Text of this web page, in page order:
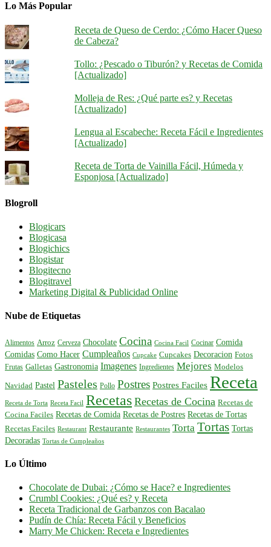
Lo Más Popular
Receta de Queso de Cerdo: ¿Cómo Hacer Queso
de Cabeza?
Tollo: ¿Pescado o Tiburón? y Recetas de Comida
[Actualizado]
Molleja de Res: ¿Qué parte es? y Recetas
[Actualizado]
Lengua al Escabeche: Receta Fácil e Ingredientes
[Actualizado]
Receta de Torta de Vainilla Fácil, Húmeda y
Esponjosa [Actualizado]
Blogroll
Blogicars
Blogicasa
Blogichics
Blogistar
Blogitecno
Blogitravel
Marketing Digital & Publicidad Online
Nube de Etiquetas
Alimentos Arroz Cerveza Chocolate Cocina Cocina Facil Cocinar Comida
Comidas Como Hacer Cumpleaños Cupcake Cupcakes Decoracion Fotos
Frutas Galletas Gastronomia Imagenes Ingredientes Mejores Modelos
Navidad Pastel Pasteles Pollo Postres Postres Faciles Receta
Receta de Torta Receta Facil Recetas Recetas de Cocina Recetas de
Cocina Faciles Recetas de Comida Recetas de Postres Recetas de Tortas
Recetas Faciles Restaurant Restaurante Restaurantes Torta Tortas Tortas
Decoradas Tortas de Cumpleaños
Lo Último
Chocolate de Dubai: ¿Cómo se Hace? e Ingredientes
Crumbl Cookies: ¿Qué es? y Receta
Receta Tradicional de Garbanzos con Bacalao
Pudín de Chía: Receta Fácil y Beneficios
Marry Me Chicken: Receta e Ingredientes